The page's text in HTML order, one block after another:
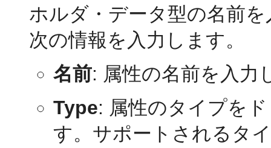
ホルダ・データ型の名前を
次の情報を入力します。
名前: 属性の名前を入力
Type: 属性のタイプを
す。サポートされるタ